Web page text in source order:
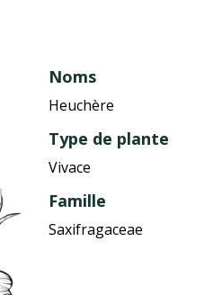
Noms
Heuchère
Type de plante
Vivace
Famille
Saxifragaceae